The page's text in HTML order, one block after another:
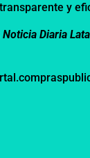
y
Diaria